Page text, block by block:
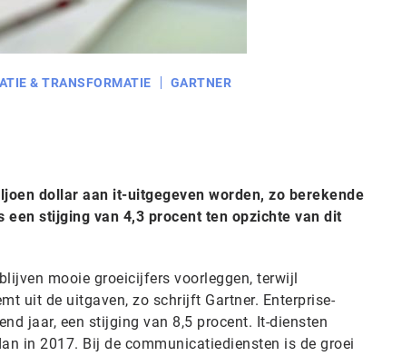
& TRANSFORMATIE GARTNER
dollar aan it-uitgegeven worden, zo berekende
stijging van 4,3 procent ten opzichte van dit
mooie groeicijfers voorleggen, terwijl
uit de uitgaven, zo schrijft Gartner. Enterprise-
jaar, een stijging van 8,5 procent. It-diensten
in 2017. Bij de communicatiediensten is de groei